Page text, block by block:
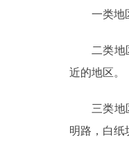
一类地区
二类地区
近的地区。
三类地区
明路，白纸